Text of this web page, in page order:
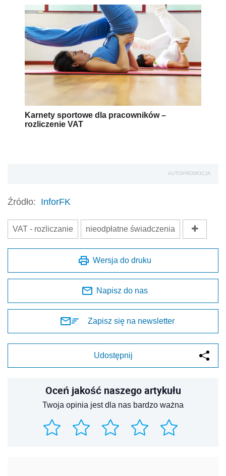
Karnety sportowe dla pracowników –
rozliczenie VAT
AUTOPROMOCJA
Źródło: InforFK
VAT - rozliczanie nieodpłatne świadczenia
Wersja do druku
Napisz do nas
Zapisz się na newsletter
Udostępnij
Oceń jakość naszego artykułu
Twoja opinia jest dla nas bardzo ważna